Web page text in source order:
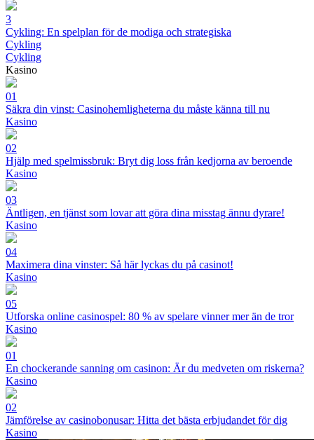
3
Cykling: En spelplan för de modiga och strategiska
Cykling
Cykling
Kasino
01
Säkra din vinst: Casinohemligheterna du måste känna till nu
Kasino
02
Hjälp med spelmissbruk: Bryt dig loss från kedjorna av beroende
Kasino
03
Äntligen, en tjänst som lovar att göra dina misstag ännu dyrare!
Kasino
04
Maximera dina vinster: Så här lyckas du på casinot!
Kasino
05
Utforska online casinospel: 80 % av spelare vinner mer än de tror
Kasino
01
En chockerande sanning om casinon: Är du medveten om riskerna?
Kasino
02
Jämförelse av casinobonusar: Hitta det bästa erbjudandet för dig
Kasino